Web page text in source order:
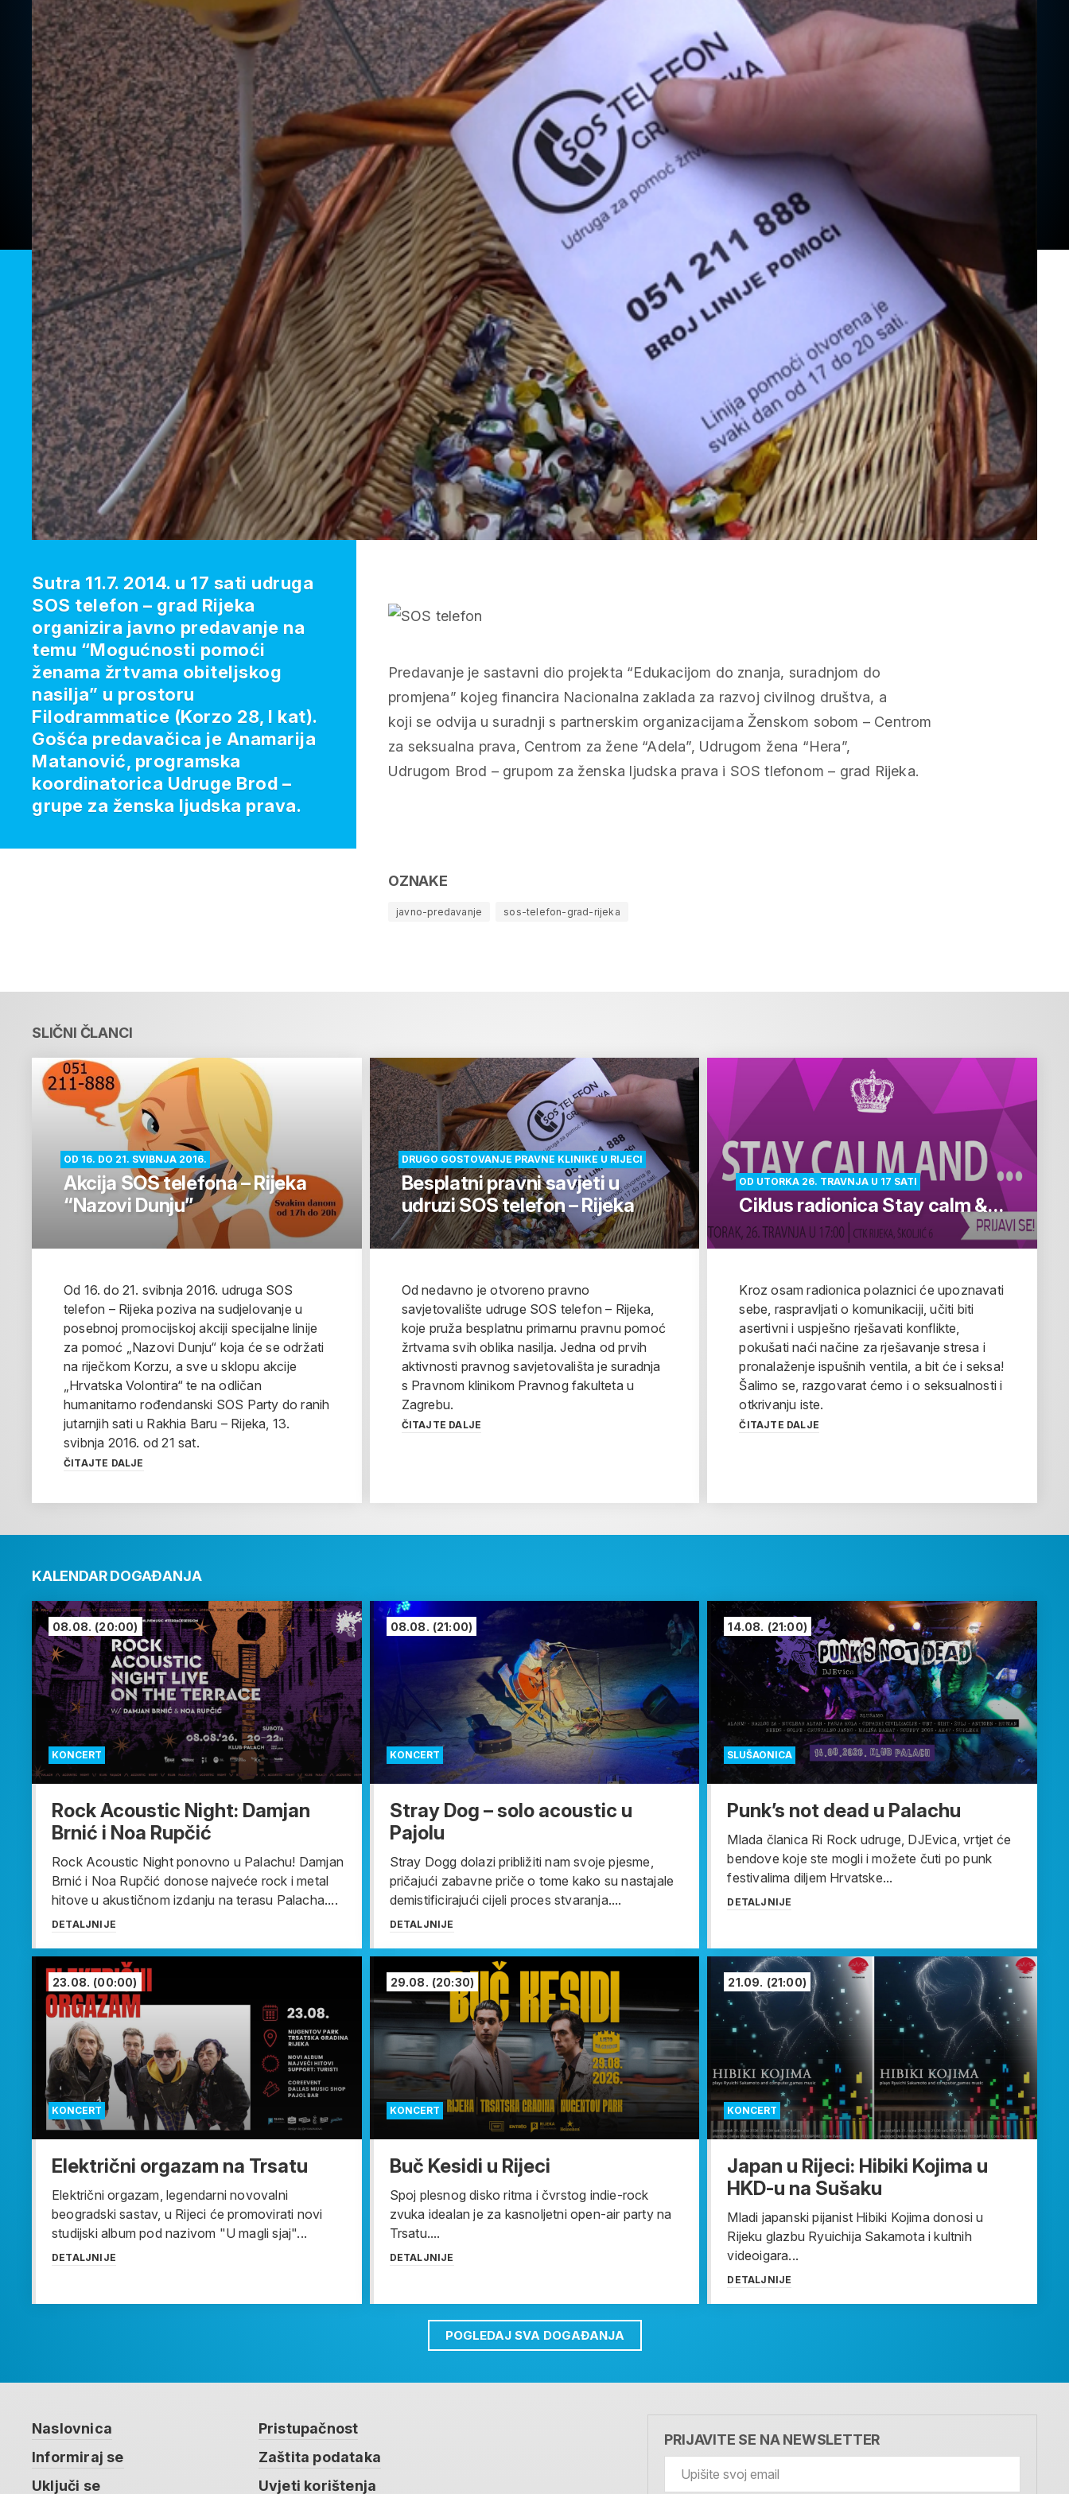
Predavanje je sastavni dio projekta “Edukacijom do znanja, suradnjom do
promjena” kojeg financira Nacionalna zaklada za razvoj civilnog društva, a
koji se odvija u suradnji s partnerskim organizacijama Ženskom sobom – Centrom
za seksualna prava, Centrom za žene “Adela”, Udrugom žena “Hera”,
Udrugom Brod – grupom za ženska ljudska prava i SOS tlefonom – grad Rijeka.
OZNAKE
javno-predavanje sos-telefon-grad-rijeka
Sutra 11.7. 2014. u 17 sati udruga
SOS telefon – grad Rijeka
organizira javno predavanje na
temu “Mogućnosti pomoći
ženama žrtvama obiteljskog
nasilja” u prostoru
Filodrammatice (Korzo 28, I kat).
Gošća predavačica je Anamarija
Matanović, programska
koordinatorica Udruge Brod –
grupe za ženska ljudska prava.
SLIČNI ČLANCI
OD 16. DO 21. SVIBNJA 2016.
Akcija SOS telefona – Rijeka
“Nazovi Dunju”
Od 16. do 21. svibnja 2016. udruga SOS
telefon – Rijeka poziva na sudjelovanje u
posebnoj promocijskoj akciji specijalne linije
za pomoć „Nazovi Dunju“ koja će se održati
na riječkom Korzu, a sve u sklopu akcije
„Hrvatska Volontira“ te na odličan
humanitarno rođendanski SOS Party do ranih
jutarnjih sati u Rakhia Baru – Rijeka, 13.
svibnja 2016. od 21 sat.
ČITAJTE DALJE
DRUGO GOSTOVANJE PRAVNE KLINIKE U RIJECI
Besplatni pravni savjeti u
udruzi SOS telefon – Rijeka
Od nedavno je otvoreno pravno
savjetovalište udruge SOS telefon – Rijeka,
koje pruža besplatnu primarnu pravnu pomoć
žrtvama svih oblika nasilja. Jedna od prvih
aktivnosti pravnog savjetovališta je suradnja
s Pravnom klinikom Pravnog fakulteta u
Zagrebu.
ČITAJTE DALJE
OD UTORKA 26. TRAVNJA U 17 SATI
Ciklus radionica Stay calm &…
Kroz osam radionica polaznici će upoznavati
sebe, raspravljati o komunikaciji, učiti biti
asertivni i uspješno rješavati konflikte,
pokušati naći načine za rješavanje stresa i
pronalaženje ispušnih ventila, a bit će i seksa!
Šalimo se, razgovarat ćemo i o seksualnosti i
otkrivanju iste.
ČITAJTE DALJE
KALENDAR DOGAĐANJA
KONCERT
08.08. (20:00)
Rock Acoustic Night: Damjan
Brnić i Noa Rupčić
Rock Acoustic Night ponovno u Palachu! Damjan
Brnić i Noa Rupčić donose najveće rock i metal
hitove u akustičnom izdanju na terasu Palacha....
DETALJNIJE
KONCERT
08.08. (21:00)
Stray Dog – solo acoustic u
Pajolu
Stray Dogg dolazi približiti nam svoje pjesme,
pričajući zabavne priče o tome kako su nastajale
demistificirajući cijeli proces stvaranja....
DETALJNIJE
SLUŠAONICA
14.08. (21:00)
Punk’s not dead u Palachu
Mlada članica Ri Rock udruge, DJEvica, vrtjet će
bendove koje ste mogli i možete čuti po punk
festivalima diljem Hrvatske...
DETALJNIJE
KONCERT
23.08. (00:00)
Električni orgazam na Trsatu
Električni orgazam, legendarni novovalni
beogradski sastav, u Rijeci će promovirati novi
studijski album pod nazivom "U magli sjaj"...
DETALJNIJE
KONCERT
29.08. (20:30)
Buč Kesidi u Rijeci
Spoj plesnog disko ritma i čvrstog indie-rock
zvuka idealan je za kasnoljetni open-air party na
Trsatu....
DETALJNIJE
KONCERT
21.09. (21:00)
Japan u Rijeci: Hibiki Kojima u
HKD-u na Sušaku
Mladi japanski pijanist Hibiki Kojima donosi u
Rijeku glazbu Ryuichija Sakamota i kultnih
videoigara...
DETALJNIJE
POGLEDAJ SVA DOGAĐANJA
Naslovnica
Informiraj se
Uključi se
Pristupačnost
Zaštita podataka
Uvjeti korištenja
PRIJAVITE SE NA NEWSLETTER